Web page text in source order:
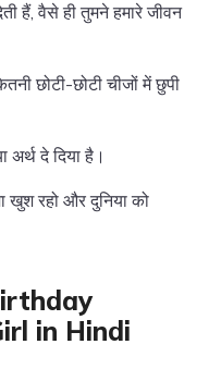
हैं, वैसे ही तुमने हमारे जीवन
छोटी-छोटी चीजों में छुपी
अर्थ दे दिया है।
खुश रहो और दुनिया को
in Hindi